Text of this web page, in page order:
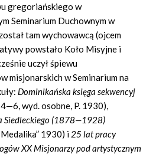
gregoriańskiego w
Seminarium Duchownym w
tam wychowawcą (ojcem
powstało Koło Misyjne i
uczył śpiewu
misjonarskich w Seminarium na
Dominikańska księga sekwencyj
wyd. osobne, P. 1930),
Siedleckiego (1878—1928)
1930) i 25 lat pracy
ów XX Misjonarzy pod artystycznym